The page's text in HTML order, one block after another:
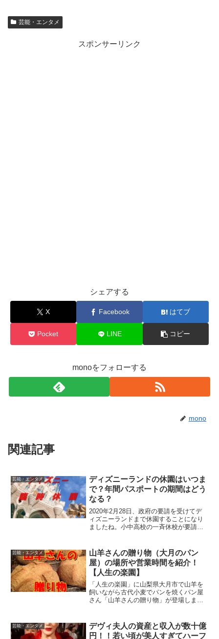
芸能・エンタメ
スポンサーリンク
シェアする
X Facebook はてブ
Pocket LINE コピー
monoをフォローする
mono
関連記事
芸能・エンタメ
ディズニーランドの休園はいつま
で？年間パスポートの期間はどう
なる？
2020年2月28日、政府の要請を受けてデ
ィズニーランドまで休園することになり
ましたね。小中高校の一斉休校が要請さ
うしないと学校を休校にした効果がなく
なってしまうのでい...
芸能・エンタメ
山羊さんの贈り物（大月のパン
屋）の場所や営業時間を紹介！
【人生の楽園】
「人生の楽園」に山梨県大月市で山羊を
飼いながら古代小麦でパンを焼くパン屋
さん「山羊さんの贈り物」が登場しま
パン屋さんの場所や営業時間、アクセス
方法など詳しく調べてみまし...
芸能・エンタメ
デヴィ夫人の資産と収入が数十億
円！！若い頃が美人すぎてハーフ